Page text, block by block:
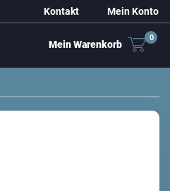
Kontakt Mein Konto
Mein Warenkorb
0